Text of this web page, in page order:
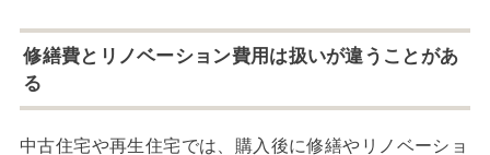
修繕費とリノベーション費用は扱いが違うことがあ
る
中古住宅や再生住宅では、購入後に修繕やリノベーショ